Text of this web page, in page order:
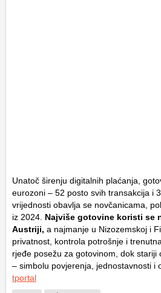
Unatoč širenju digitalnih plaćanja,
eurozoni – 52 posto svih transakcija i
vrijednosti obavlja se novčanicama,
iz 2024. Najviše gotovine koristi se
Austriji, a najmanje u Nizozemskoj i
privatnost, kontrola potrošnje i
rjeđe posežu za gotovinom, dok stariji
– simbolu povjerenja, jednostavnosti i
tportal